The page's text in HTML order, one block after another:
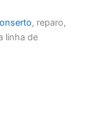
, reparo,
linha de